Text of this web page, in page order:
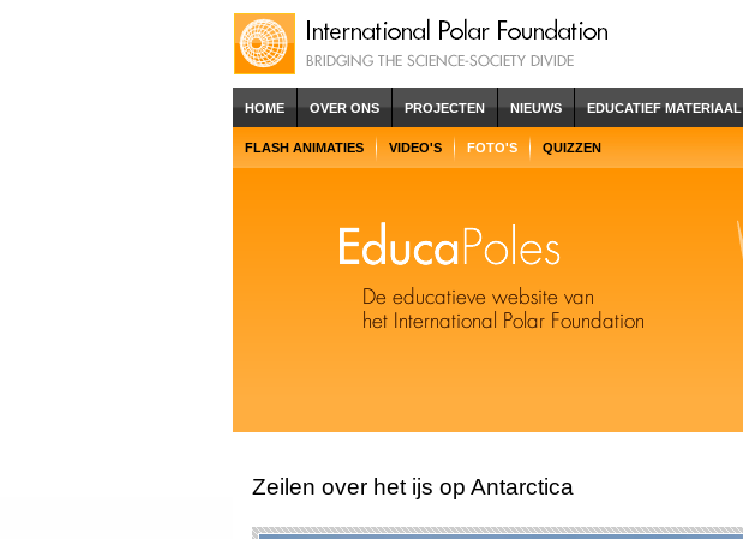
HOME OVER ONS PROJECTEN NIEUWS EDUCATIEF MATERIAAL
FLASH ANIMATIES VIDEO'S FOTO'S QUIZZEN
Zeilen over het ijs op Antarctica